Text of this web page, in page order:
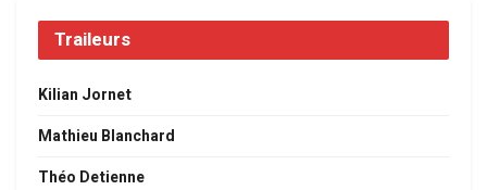
Traileurs
Kilian Jornet
Mathieu Blanchard
Théo Detienne